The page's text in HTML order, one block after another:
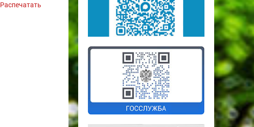
Распечатать